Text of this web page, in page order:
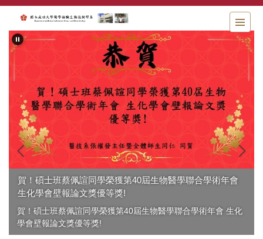
跳
主
要
區
賀！碩士班蔡佩諠同學榮獲第40屆生物醫學聯合學術年會
生化學會壁報論文獎優等獎!
賀！碩士班蔡佩諠同學榮獲第40屆生物醫學聯合學術年會 生化
學會壁報論文獎優等獎!